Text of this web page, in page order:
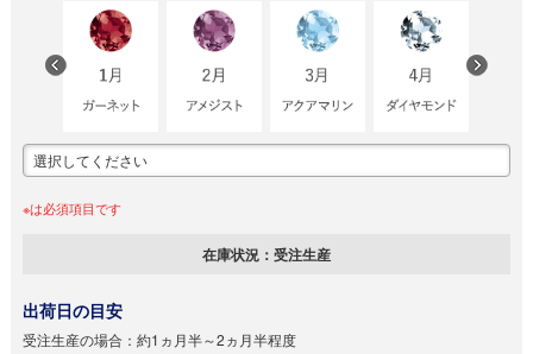
※は必須項目です
在庫状況： 受注生産
出荷日の目安
受注生産の場合： 約1ヵ月半～2ヵ月半程度